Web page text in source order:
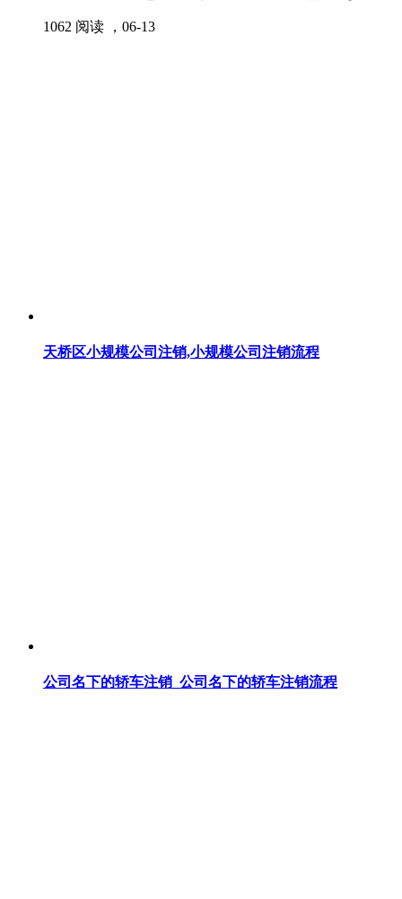
1062 阅读 ， 06-13
天桥区小规模公司注销,小规模公司注销流程
公司名下的轿车注销_公司名下的轿车注销流程